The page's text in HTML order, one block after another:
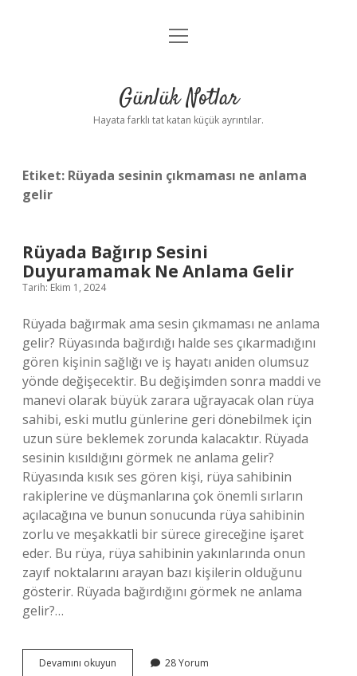
Anasayfa
Yasal Uyarı
menüyü
Günlük Notlar
Hayata farklı tat katan küçük ayrıntılar.
Etiket: Rüyada sesinin çıkmaması ne anlama
gelir
Rüyada Bağırıp Sesini
Duyuramamak Ne Anlama Gelir
Tarih: Ekim 1, 2024
Rüyada bağırmak ama sesin çıkmaması ne anlama
gelir? Rüyasında bağırdığı halde ses çıkarmadığını
gören kişinin sağlığı ve iş hayatı aniden olumsuz
yönde değişecektir. Bu değişimden sonra maddi ve
manevi olarak büyük zarara uğrayacak olan rüya
sahibi, eski mutlu günlerine geri dönebilmek için
uzun süre beklemek zorunda kalacaktır. Rüyada
sesinin kısıldığını görmek ne anlama gelir?
Rüyasında kısık ses gören kişi, rüya sahibinin
rakiplerine ve düşmanlarına çok önemli sırların
açılacağına ve bunun sonucunda rüya sahibinin
zorlu ve meşakkatli bir sürece gireceğine işaret
eder. Bu rüya, rüya sahibinin yakınlarında onun
zayıf noktalarını arayan bazı kişilerin olduğunu
gösterir. Rüyada bağırdığını görmek ne anlama
gelir?…
Devamını okuyun 28 Yorum